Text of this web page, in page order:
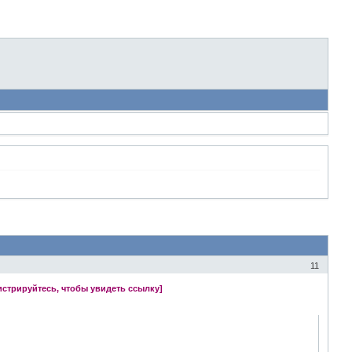
11
чтобы увидеть ссылку]